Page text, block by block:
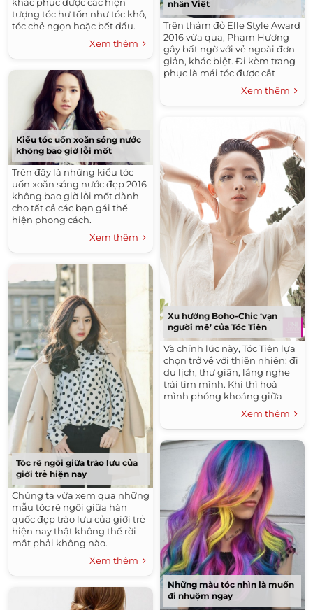
tượng tóc hư tổn như tóc khô,
tóc chẻ ngọn hoặc bết dầu.
Xem thêm
Kiểu tóc uốn xoăn sóng nước
không bao giờ lỗi mốt
Trên đây là những kiểu tóc
uốn xoăn sóng nước đẹp 2016
không bao giờ lỗi mốt dành
cho tất cả các bạn gái thể
hiện phong cách.
Xem thêm
Tóc rẽ ngôi giữa trào lưu của
giới trẻ hiện nay
Chúng ta vừa xem qua những
mẫu tóc rẽ ngôi giữa hàn
quốc đẹp trào lưu của giới trẻ
hiện nay thật không thể rời
mắt phải không nào.
Xem thêm
nhân Việt
Trên thảm đỏ Elle Style Award
2016 vừa qua, Phạm Hương
gây bất ngờ với vẻ ngoài đơn
giản, khác biệt. Đi kèm trang
phục là mái tóc được cắt
ngắn, uốn xoăn lạ mắt. Bởi
trước đây, nhan sắc gốc Hải
Phòng luôn trung thành với
Xem thêm
Xu hướng Boho-Chic ‘vạn
người mê’ của Tóc Tiên
Và chính lúc này, Tóc Tiên lựa
chọn trở về với thiên nhiên: đi
du lịch, thư giãn, lắng nghe
trái tim mình. Khi thì hoà
mình phóng khoáng giữa
biển khơi, một đồng cỏ xanh
rì hay trong những chiếc lều
con con tại những vùng đất
xa lạ.
Xem thêm
Những màu tóc nhìn là muốn
đi nhuộm ngay